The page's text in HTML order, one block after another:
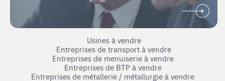
Usines à vendre
Entreprises de transport à vendre
Entreprises de menuiserie à vendre
Entreprises de BTP à vendre
Entreprises de métallerie / métallurgie à vendre